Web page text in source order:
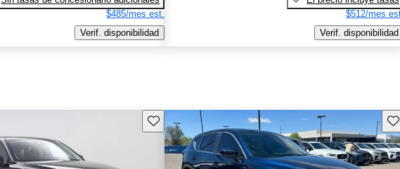
$485/mes est.
Verif. disponibilidad
$512/mes
Verif. disponibilidad
Guarda este Aviso